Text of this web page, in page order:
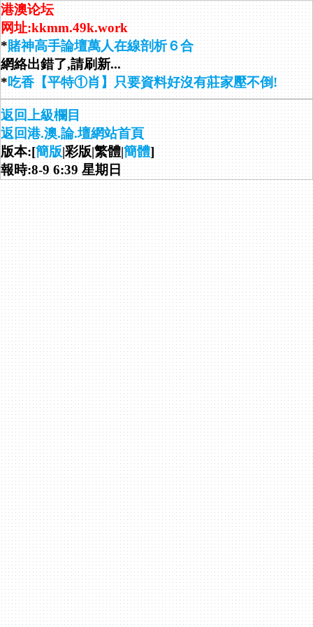
港澳论坛
网址:kkmm.49k.work
*賭神高手論壇萬人在線剖析６合
網絡出錯了,請刷新...
*吃香【平特①肖】只要資料好沒有莊家壓不倒!
返回上級欄目
返回港.澳.論.壇網站首頁
版本:[簡版|彩版|繁體|簡體]
報時:8-9 6:39 星期日